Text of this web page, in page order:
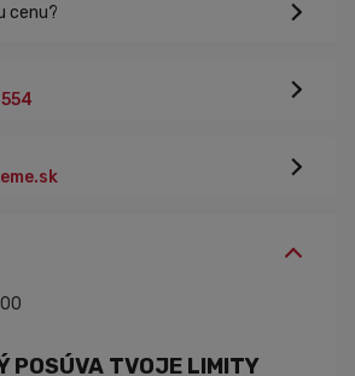
cenu?
POSÚVA TVOJE LIMITY